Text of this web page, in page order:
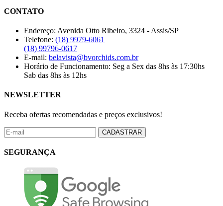
CONTATO
Endereço: Avenida Otto Ribeiro, 3324 - Assis/SP
Telefone: (18) 9979-6061
(18) 99796-0617
E-mail: belavista@bvorchids.com.br
Horário de Funcionamento: Seg a Sex das 8hs às 17:30hs
Sab das 8hs às 12hs
NEWSLETTER
Receba ofertas recomendadas e preços exclusivos!
CADASTRAR
SEGURANÇA